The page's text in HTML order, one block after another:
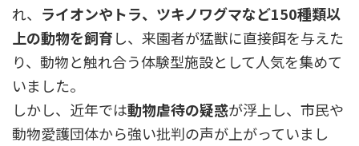
れ、 ライオンやトラ、ツキノワグマなど150種類以
上の動物を飼育し、来園者が猛獣に直接餌を与えた
り、動物と触れ合う体験型施設として人気を集めて
いました。
しかし、近年では動物虐待の疑惑が浮上し、市民や
動物愛護団体から強い批判の声が上がっていまし